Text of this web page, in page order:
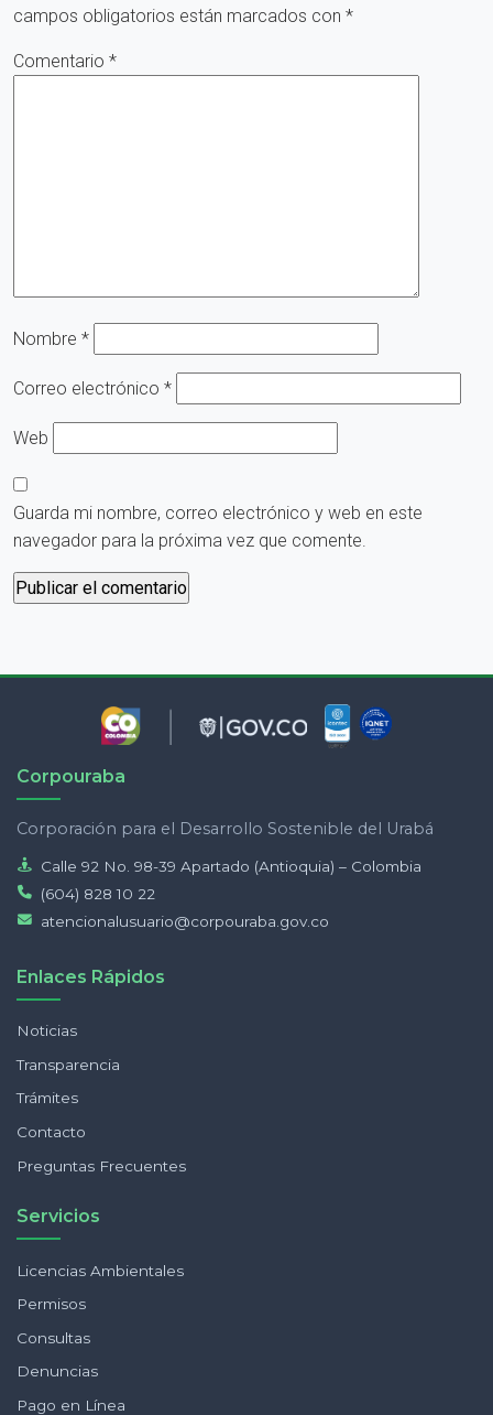
campos obligatorios están marcados con *
Comentario *
Nombre *
Correo electrónico *
Web
Guarda mi nombre, correo electrónico y web en este
navegador para la próxima vez que comente.
Corpouraba
Corporación para el Desarrollo Sostenible del Urabá
Calle 92 No. 98-39 Apartado (Antioquia) – Colombia
(604) 828 10 22
atencionalusuario@corpouraba.gov.co
Enlaces Rápidos
Noticias
Transparencia
Trámites
Contacto
Preguntas Frecuentes
Servicios
Licencias Ambientales
Permisos
Consultas
Denuncias
Pago en Línea